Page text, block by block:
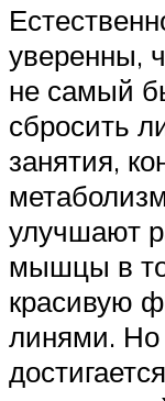
уверенны,
не самый
сбросить
занятия,
улучшают
мышцы в
красивую
линями. Но